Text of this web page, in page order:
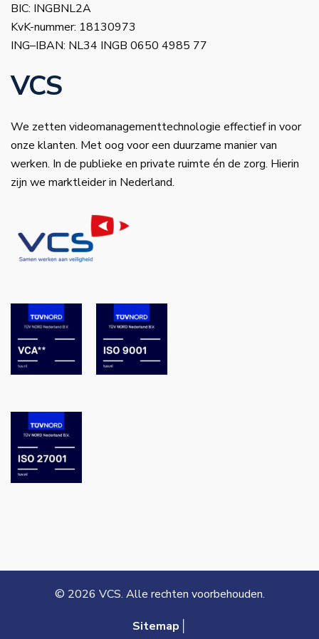
BIC: INGBNL2A
KvK-nummer: 18130973
ING–IBAN: NL34 INGB 0650 4985 77
VCS
We zetten videomanagementtechnologie effectief in voor
onze klanten. Met oog voor een duurzame manier van
werken. In de publieke en private ruimte én de zorg. Hierin
zijn we marktleider in Nederland.
© 2026 VCS. Alle rechten voorbehouden.
Sitemap│